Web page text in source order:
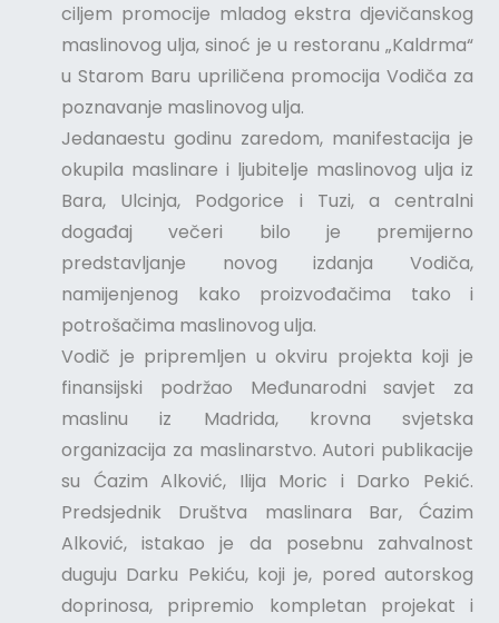
ciljem promocije mladog ekstra djevičanskog
maslinovog ulja, sinoć je u restoranu „Kaldrma“
u Starom Baru upriličena promocija Vodiča za
poznavanje maslinovog ulja.
Jedanaestu godinu zaredom, manifestacija je
okupila maslinare i ljubitelje maslinovog ulja iz
Bara, Ulcinja, Podgorice i Tuzi, a centralni
događaj večeri bilo je premijerno
predstavljanje novog izdanja Vodiča,
namijenjenog kako proizvođačima tako i
potrošačima maslinovog ulja.
Vodič je pripremljen u okviru projekta koji je
finansijski podržao Međunarodni savjet za
maslinu iz Madrida, krovna svjetska
organizacija za maslinarstvo. Autori publikacije
su Ćazim Alković, Ilija Moric i Darko Pekić.
Predsjednik Društva maslinara Bar, Ćazim
Alković, istakao je da posebnu zahvalnost
duguju Darku Pekiću, koji je, pored autorskog
doprinosa, pripremio kompletan projekat i